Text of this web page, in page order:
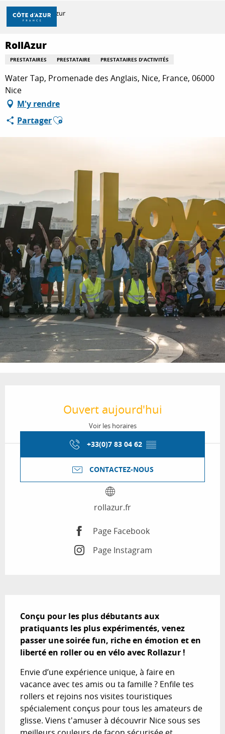
Aller
contenu
principal
DÉCOUVRIR
À FAIRE
SÉJOURNER
Accueil RollAzur
RollAzur
PRESTATAIRES PRESTATAIRE PRESTATAIRES D'ACTIVITÉS
Water Tap, Promenade des Anglais, Nice, France, 06000
Nice
M'y rendre
PartagerAjouter aux favoris
Ouvert aujourd'hui
Voir les horaires
+33(0)7 83 04 62 ▒▒
CONTACTEZ-NOUS
rollazur.fr
Page Facebook
Page Instagram
Conçu pour les plus débutants aux
pratiquants les plus expérimentés, venez
passer une soirée fun, riche en émotion et en
liberté en roller ou en vélo avec Rollazur !
Envie d’une expérience unique, à faire en
vacance avec tes amis ou ta famille ? Enfile tes
rollers et rejoins nos visites touristiques
spécialement conçus pour tous les amateurs de
glisse. Viens t'amuser à découvrir Nice sous ses